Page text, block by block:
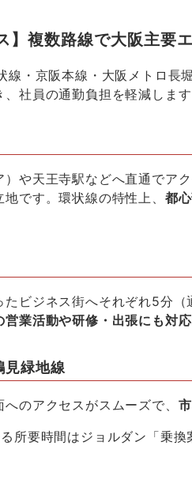
】複数路線で大阪主要
線・京阪本線・大阪メトロ長
、社員の通勤負担を軽減します
）や天王寺駅などへ直通でア
です。環状線の特性上、 都
ビジネス街へそれぞれ5分（
営業活動や研修・出張にも対応
見緑地線
のアクセスがスムーズで、
所要時間はジョルダン「乗